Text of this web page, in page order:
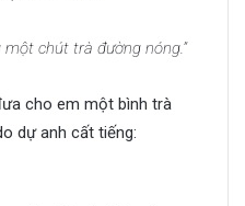
một chút trà đường nóng.”
cho em một bình trà
dự anh cất tiếng: